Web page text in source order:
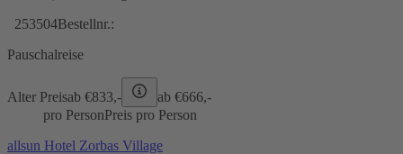
253504Bestellnr.:
Pauschalreise
Alter Preisab €833,- ab €666,-
pro PersonPreis pro Person
allsun Hotel Zorbas Village